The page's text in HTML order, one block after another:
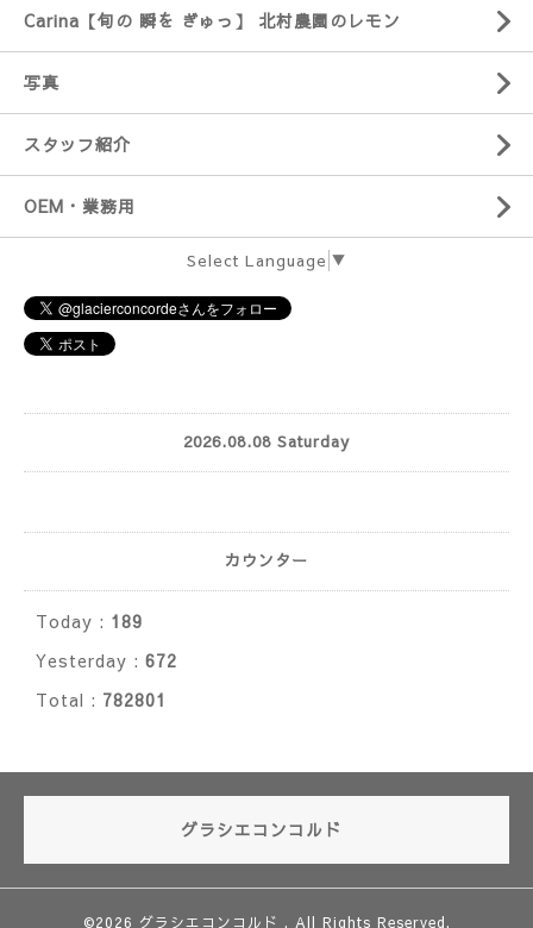
Carina【旬の 瞬を ぎゅっ】 北村農園のレモン
写真
スタッフ紹介
OEM・業務用
Select Language ▼
2026.08.08 Saturday
カウンター
Today : 189
Yesterday : 672
Total : 782801
グラシエコンコルド
©2026 グラシエコンコルド . All Rights Reserved.